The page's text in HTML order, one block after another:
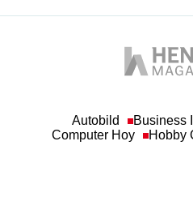
Autobild
Business
Computer Hoy
Hobby